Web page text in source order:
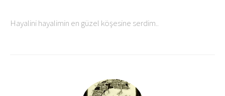
Hayalini hayalimin en güzel köşesine serdim..